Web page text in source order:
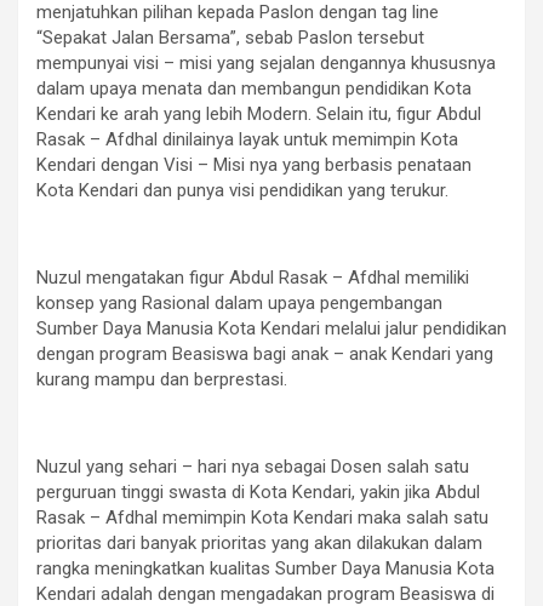
menjatuhkan pilihan kepada Paslon dengan tag line
“Sepakat Jalan Bersama”, sebab Paslon tersebut
mempunyai visi – misi yang sejalan dengannya khususnya
dalam upaya menata dan membangun pendidikan Kota
Kendari ke arah yang lebih Modern. Selain itu, figur Abdul
Rasak – Afdhal dinilainya layak untuk memimpin Kota
Kendari dengan Visi – Misi nya yang berbasis penataan
Kota Kendari dan punya visi pendidikan yang terukur.
Nuzul mengatakan figur Abdul Rasak – Afdhal memiliki
konsep yang Rasional dalam upaya pengembangan
Sumber Daya Manusia Kota Kendari melalui jalur pendidikan
dengan program Beasiswa bagi anak – anak Kendari yang
kurang mampu dan berprestasi.
Nuzul yang sehari – hari nya sebagai Dosen salah satu
perguruan tinggi swasta di Kota Kendari, yakin jika Abdul
Rasak – Afdhal memimpin Kota Kendari maka salah satu
prioritas dari banyak prioritas yang akan dilakukan dalam
rangka meningkatkan kualitas Sumber Daya Manusia Kota
Kendari adalah dengan mengadakan program Beasiswa di